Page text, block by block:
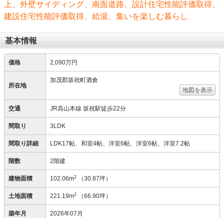
上、外壁サイディング、南面道路、設計住宅性能評価取得、
建設住宅性能評価取得、給湯、集いを楽しむ暮らし
基本情報
価格 2,090万円
所在地
加茂郡坂祝町酒倉
地図を表示
交通 JR高山本線 坂祝駅徒歩22分
間取り 3LDK
間取り詳細 LDK17帖、和室4帖、洋室6帖、洋室6帖、洋室7.2帖
階数 2階建
建物面積 102.06m2 （30.87坪）
土地面積 221.19m2 （66.90坪）
築年月 2026年07月